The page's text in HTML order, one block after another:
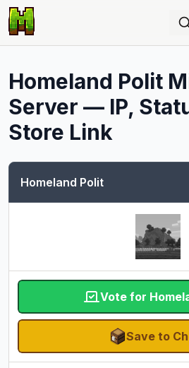
Homeland Polit
Server — IP,
Store Link
Homeland Polit
Vote for
Save to